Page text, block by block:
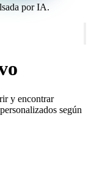
por IA.
y encontrar
según